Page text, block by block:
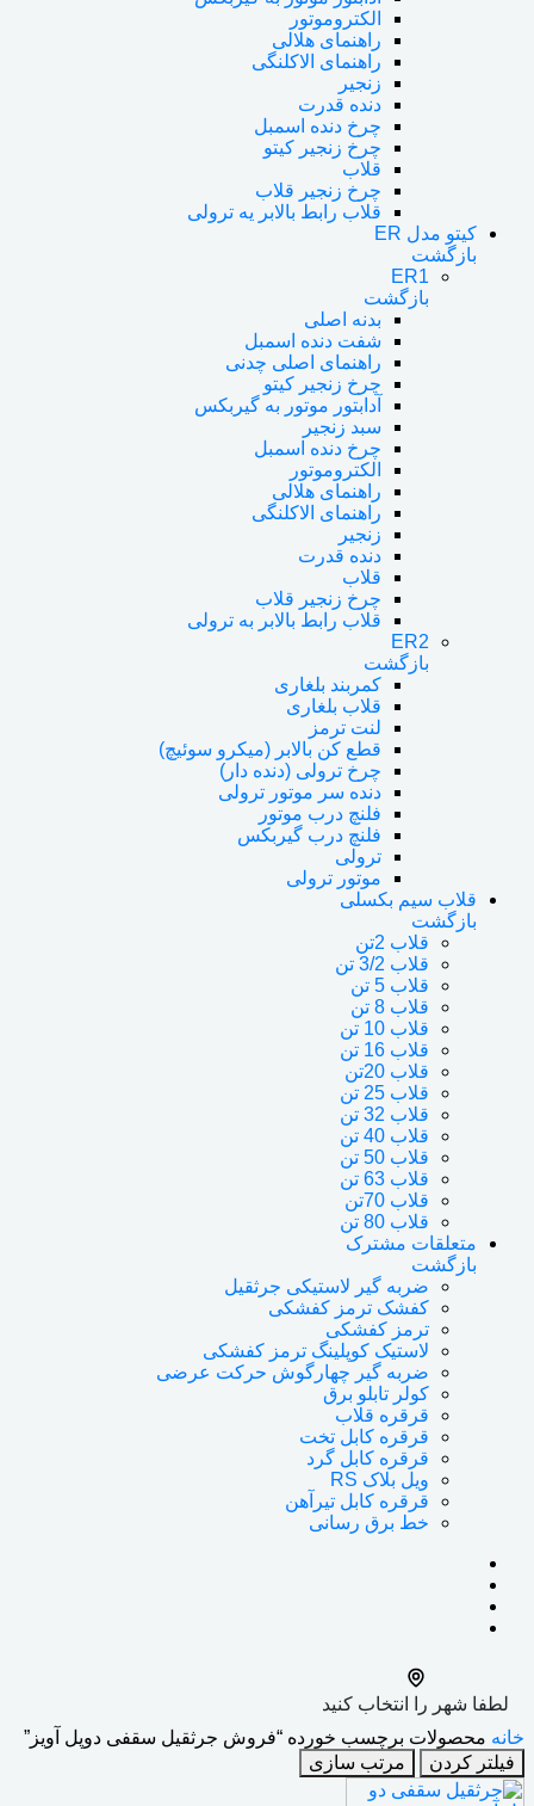
الکتروموتور
راهنمای هلالی
راهنمای الاکلنگی
زنجیر
دنده قدرت
چرخ دنده اسمبل
چرخ زنجیر کیتو
قلاب
چرخ زنجیر قلاب
قلاب رابط بالابر یه ترولی
کیتو مدل ER
بازگشت
ER1
بازگشت
بدنه اصلی
شفت دنده اسمبل
راهنمای اصلی چدنی
چرخ زنجیر کیتو
آدابتور موتور به گیربکس
سبد زنجیر
چرخ دنده اسمبل
الکتروموتور
راهنمای هلالی
راهنمای الاکلنگی
زنجیر
دنده قدرت
قلاب
چرخ زنجیر قلاب
قلاب رابط بالابر به ترولی
ER2
بازگشت
کمربند بلغاری
قلاب بلغاری
لنت ترمز
قطع کن بالابر (میکرو سوئیچ)
چرخ ترولی (دنده دار)
دنده سر موتور ترولی
فلنچ درب موتور
فلنچ درب گیربکس
ترولی
موتور ترولی
قلاب سیم بکسلی
بازگشت
قلاب 2تن
قلاب 3/2 تن
قلاب 5 تن
قلاب 8 تن
قلاب 10 تن
قلاب 16 تن
قلاب 20تن
قلاب 25 تن
قلاب 32 تن
قلاب 40 تن
قلاب 50 تن
قلاب 63 تن
قلاب 70تن
قلاب 80 تن
متعلقات مشترک
بازگشت
ضربه گیر لاستیکی جرثقیل
کفشک ترمز کفشکی
ترمز کفشکی
لاستیک کوپلینگ ترمز کفشکی
ضربه گیر چهارگوش حرکت عرضی
کولر تابلو برق
قرقره قلاب
قرقره کابل تخت
قرقره کابل گرد
ویل بلاک RS
قرقره کابل تیرآهن
خط برق رسانی
لطفا شهر را انتخاب کنید
خانه محصولات برچسب خورده “فروش جرثقیل سقفی دوپل آویز”
فیلتر کردن
مرتب سازی